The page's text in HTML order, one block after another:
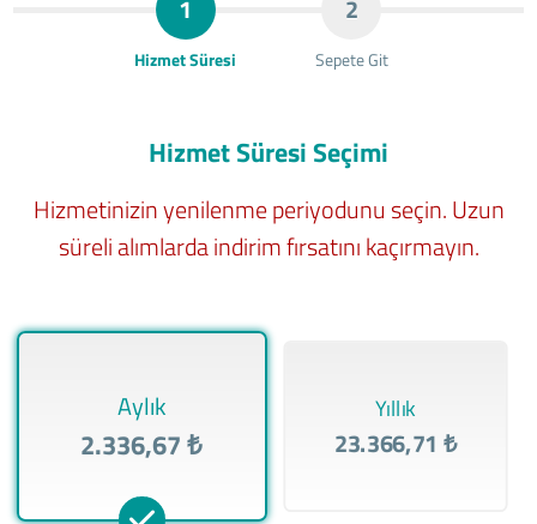
1
Hizmet Süresi
2
Sepete Git
Hizmet Süresi Seçimi
Hizmetinizin yenilenme periyodunu seçin. Uzun
süreli alımlarda indirim fırsatını kaçırmayın.
Aylık
2.336,67 ₺
Yıllık
23.366,71 ₺